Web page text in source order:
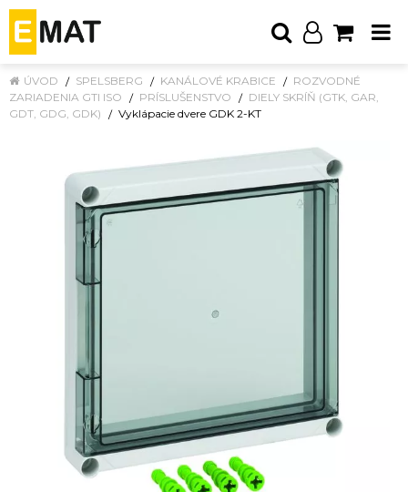
ÚVOD SPELSBERG KANÁLOVÉ KRABICE
ROZVODNÉ
ZARIADENIA GTI ISO
PRÍSLUŠENSTVO
DIELY SKRÍŇ (GTK, GAR,
GDT, GDG, GDK)
Vyklápacie dvere GDK 2-KT